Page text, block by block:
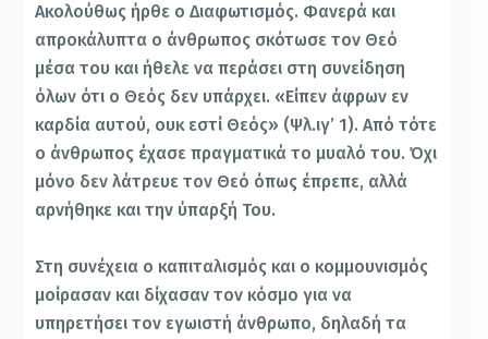
Ακολούθως ήρθε ο Διαφωτισμός. Φανερά και
απροκάλυπτα ο άνθρωπος σκότωσε τον Θεό
μέσα του και ήθελε να περάσει στη συνείδηση
όλων ότι ο Θεός δεν υπάρχει. «Είπεν άφρων εν
καρδία αυτού, ουκ εστί Θεός» (Ψλ.ιγ’ 1). Από τότε
ο άνθρωπος έχασε πραγματικά το μυαλό του. Όχι
μόνο δεν λάτρευε τον Θεό όπως έπρεπε, αλλά
αρνήθηκε και την ύπαρξή Του.
Στη συνέχεια ο καπιταλισμός και ο κομμουνισμός
μοίρασαν και δίχασαν τον κόσμο για να
υπηρετήσει τον εγωιστή άνθρωπο, δηλαδή τα